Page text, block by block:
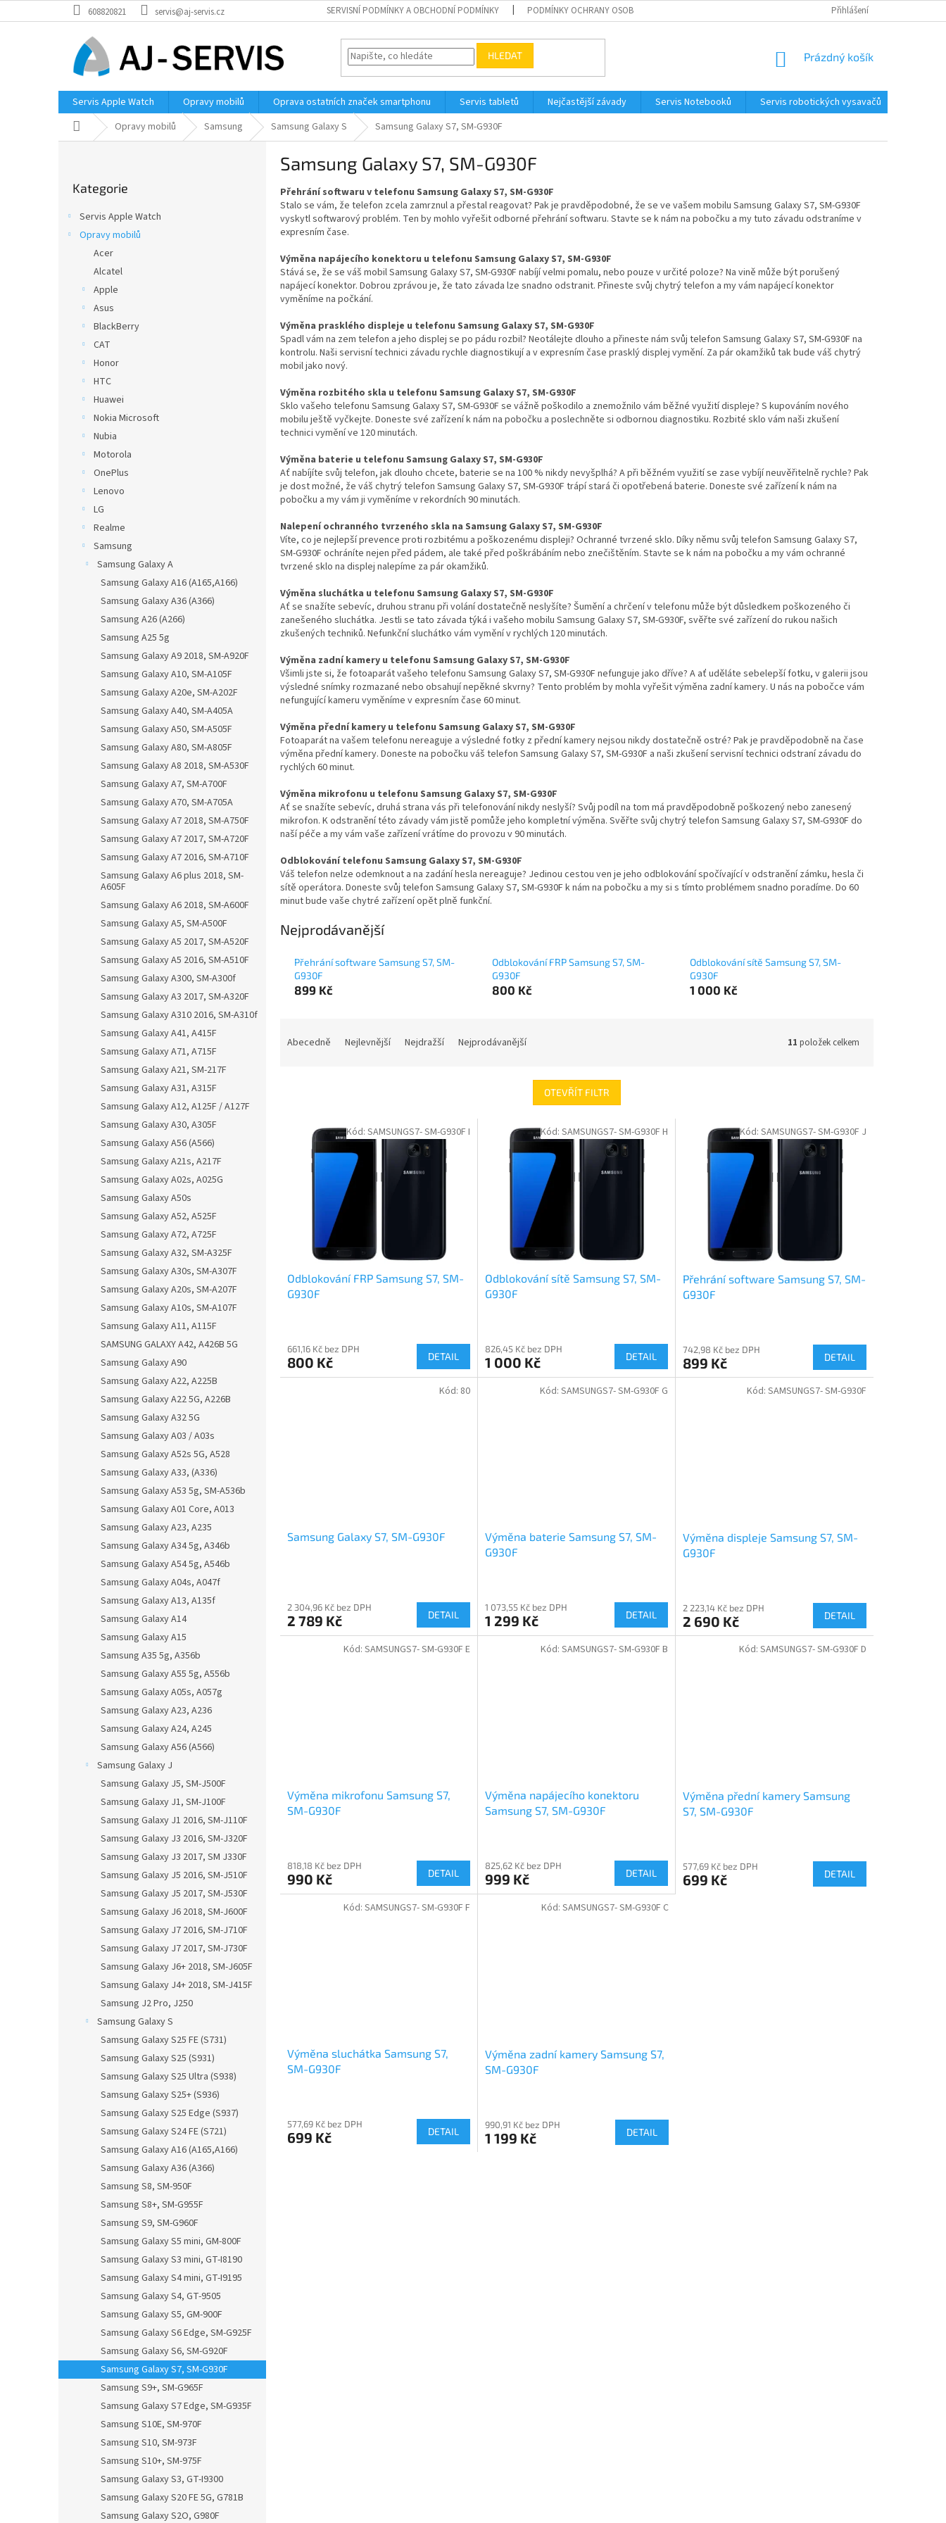
na
608820821 servis@aj-servis.cz SERVISNÍ PODMÍNKY A OBCHODNÍ PODMÍNKY PODMÍNKY OCHRANY OSOBNÍCH ÚDAJŮ Přihlášení
HLEDAT
NÁKUPNÍ
Prázdný košík
Servis Apple Watch Opravy mobilů Oprava ostatních značek smartphonu Servis tabletů Nejčastější závady Servis Notebooků Servis robotických vysavačů
Domů Opravy mobilů Samsung Samsung Galaxy S Samsung Galaxy S7, SM-G930F
kategorie
Kategorie
Servis Apple Watch
Opravy mobilů
Acer
Alcatel
Apple
Asus
BlackBerry
CAT
Honor
HTC
Huawei
Nokia Microsoft
Nubia
Motorola
OnePlus
Lenovo
LG
Realme
Samsung
Samsung Galaxy A
Samsung Galaxy A16 (A165,A166)
Samsung Galaxy A36 (A366)
Samsung A26 (A266)
Samsung A25 5g
Samsung Galaxy A9 2018, SM-A920F
Samsung Galaxy A10, SM-A105F
Samsung Galaxy A20e, SM-A202F
Samsung Galaxy A40, SM-A405A
Samsung Galaxy A50, SM-A505F
Samsung Galaxy A80, SM-A805F
Samsung Galaxy A8 2018, SM-A530F
Samsung Galaxy A7, SM-A700F
Samsung Galaxy A70, SM-A705A
Samsung Galaxy A7 2018, SM-A750F
Samsung Galaxy A7 2017, SM-A720F
Samsung Galaxy A7 2016, SM-A710F
Samsung Galaxy A6 plus 2018, SM-
A605F
Samsung Galaxy A6 2018, SM-A600F
Samsung Galaxy A5, SM-A500F
Samsung Galaxy A5 2017, SM-A520F
Samsung Galaxy A5 2016, SM-A510F
Samsung Galaxy A300, SM-A300f
Samsung Galaxy A3 2017, SM-A320F
Samsung Galaxy A310 2016, SM-A310f
Samsung Galaxy A41, A415F
Samsung Galaxy A71, A715F
Samsung Galaxy A21, SM-217F
Samsung Galaxy A31, A315F
Samsung Galaxy A12, A125F / A127F
Samsung Galaxy A30, A305F
Samsung Galaxy A56 (A566)
Samsung Galaxy A21s, A217F
Samsung Galaxy A02s, A025G
Samsung Galaxy A50s
Samsung Galaxy A52, A525F
Samsung Galaxy A72, A725F
Samsung Galaxy A32, SM-A325F
Samsung Galaxy A30s, SM-A307F
Samsung Galaxy A20s, SM-A207F
Samsung Galaxy A10s, SM-A107F
Samsung Galaxy A11, A115F
SAMSUNG GALAXY A42, A426B 5G
Samsung Galaxy A90
Samsung Galaxy A22, A225B
Samsung Galaxy A22 5G, A226B
Samsung Galaxy A32 5G
Samsung Galaxy A03 / A03s
Samsung Galaxy A52s 5G, A528
Samsung Galaxy A33, (A336)
Samsung Galaxy A53 5g, SM-A536b
Samsung Galaxy A01 Core, A013
Samsung Galaxy A23, A235
Samsung Galaxy A34 5g, A346b
Samsung Galaxy A54 5g, A546b
Samsung Galaxy A04s, A047f
Samsung Galaxy A13, A135f
Samsung Galaxy A14
Samsung Galaxy A15
Samsung A35 5g, A356b
Samsung Galaxy A55 5g, A556b
Samsung Galaxy A05s, A057g
Samsung Galaxy A23, A236
Samsung Galaxy A24, A245
Samsung Galaxy A56 (A566)
Samsung Galaxy J
Samsung Galaxy J5, SM-J500F
Samsung Galaxy J1, SM-J100F
Samsung Galaxy J1 2016, SM-J110F
Samsung Galaxy J3 2016, SM-J320F
Samsung Galaxy J3 2017, SM J330F
Samsung Galaxy J5 2016, SM-J510F
Samsung Galaxy J5 2017, SM-J530F
Samsung Galaxy J6 2018, SM-J600F
Samsung Galaxy J7 2016, SM-J710F
Samsung Galaxy J7 2017, SM-J730F
Samsung Galaxy J6+ 2018, SM-J605F
Samsung Galaxy J4+ 2018, SM-J415F
Samsung J2 Pro, J250
Samsung Galaxy S
Samsung Galaxy S25 FE (S731)
Samsung Galaxy S25 (S931)
Samsung Galaxy S25 Ultra (S938)
Samsung Galaxy S25+ (S936)
Samsung Galaxy S25 Edge (S937)
Samsung Galaxy S24 FE (S721)
Samsung Galaxy A16 (A165,A166)
Samsung Galaxy A36 (A366)
Samsung S8, SM-950F
Samsung S8+, SM-G955F
Samsung S9, SM-G960F
Samsung Galaxy S5 mini, GM-800F
Samsung Galaxy S3 mini, GT-I8190
Samsung Galaxy S4 mini, GT-I9195
Samsung Galaxy S4, GT-9505
Samsung Galaxy S5, GM-900F
Samsung Galaxy S6 Edge, SM-G925F
Samsung Galaxy S6, SM-G920F
Samsung Galaxy S7, SM-G930F
Samsung S9+, SM-G965F
Samsung Galaxy S7 Edge, SM-G935F
Samsung S10E, SM-970F
Samsung S10, SM-973F
Samsung S10+, SM-975F
Samsung Galaxy S3, GT-I9300
Samsung Galaxy S20 FE 5G, G781B
Samsung Galaxy S2O, G980F
Samsung Galaxy S7, SM-G930F
Přehrání softwaru v telefonu Samsung Galaxy S7, SM-G930F
Stalo se vám, že telefon zcela zamrznul a přestal reagovat? Pak je pravděpodobné, že se ve vašem mobilu Samsung Galaxy S7, SM-G930F
vyskytl softwarový problém. Ten by mohlo vyřešit odborné přehrání softwaru. Stavte se k nám na pobočku a my tuto závadu odstraníme v
expresním čase.
Výměna napájecího konektoru u telefonu Samsung Galaxy S7, SM-G930F
Stává se, že se váš mobil Samsung Galaxy S7, SM-G930F nabíjí velmi pomalu, nebo pouze v určité poloze? Na vině může být porušený
napájecí konektor. Dobrou zprávou je, že tato závada lze snadno odstranit. Přineste svůj chytrý telefon a my vám napájecí konektor
vyměníme na počkání.
Výměna prasklého displeje u telefonu Samsung Galaxy S7, SM-G930F
Spadl vám na zem telefon a jeho displej se po pádu rozbil? Neotálejte dlouho a přineste nám svůj telefon Samsung Galaxy S7, SM-G930F na
kontrolu. Naši servisní technici závadu rychle diagnostikují a v expresním čase prasklý displej vymění. Za pár okamžiků tak bude váš chytrý
mobil jako nový.
Výměna rozbitého skla u telefonu Samsung Galaxy S7, SM-G930F
Sklo vašeho telefonu Samsung Galaxy S7, SM-G930F se vážně poškodilo a znemožnilo vám běžné využití displeje? S kupováním nového
mobilu ještě vyčkejte. Doneste své zařízení k nám na pobočku a poslechněte si odbornou diagnostiku. Rozbité sklo vám naši zkušení
technici vymění ve 120 minutách.
Výměna baterie u telefonu Samsung Galaxy S7, SM-G930F
Ať nabíjíte svůj telefon, jak dlouho chcete, baterie se na 100 % nikdy nevyšplhá? A při běžném využití se zase vybíjí neuvěřitelně rychle? Pak
je dost možné, že váš chytrý telefon Samsung Galaxy S7, SM-G930F trápí stará či opotřebená baterie. Doneste své zařízení k nám na
pobočku a my vám ji vyměníme v rekordních 90 minutách.
Nalepení ochranného tvrzeného skla na Samsung Galaxy S7, SM-G930F
Víte, co je nejlepší prevence proti rozbitému a poškozenému displeji? Ochranné tvrzené sklo. Díky němu svůj telefon Samsung Galaxy S7,
SM-G930F ochráníte nejen před pádem, ale také před poškrábáním nebo znečištěním. Stavte se k nám na pobočku a my vám ochranné
tvrzené sklo na displej nalepíme za pár okamžiků.
Výměna sluchátka u telefonu Samsung Galaxy S7, SM-G930F
Ať se snažíte sebevíc, druhou stranu při volání dostatečně neslyšíte? Šumění a chrčení v telefonu může být důsledkem poškozeného či
zanešeného sluchátka. Jestli se tato závada týká i vašeho mobilu Samsung Galaxy S7, SM-G930F, svěřte své zařízení do rukou našich
zkušených techniků. Nefunkční sluchátko vám vymění v rychlých 120 minutách.
Výměna zadní kamery u telefonu Samsung Galaxy S7, SM-G930F
Všimli jste si, že fotoaparát vašeho telefonu Samsung Galaxy S7, SM-G930F nefunguje jako dříve? A ať uděláte sebelepší fotku, v galerii jsou
výsledné snímky rozmazané nebo obsahují nepěkné skvrny? Tento problém by mohla vyřešit výměna zadní kamery. U nás na pobočce vám
nefungující kameru vyměníme v expresním čase 60 minut.
Výměna přední kamery u telefonu Samsung Galaxy S7, SM-G930F
Fotoaparát na vašem telefonu nereaguje a výsledné fotky z přední kamery nejsou nikdy dostatečně ostré? Pak je pravděpodobně na čase
výměna přední kamery. Doneste na pobočku váš telefon Samsung Galaxy S7, SM-G930F a naši zkušení servisní technici odstraní závadu do
rychlých 60 minut.
Výměna mikrofonu u telefonu Samsung Galaxy S7, SM-G930F
Ať se snažíte sebevíc, druhá strana vás při telefonování nikdy neslyší? Svůj podíl na tom má pravděpodobně poškozený nebo zanesený
mikrofon. K odstranění této závady vám jistě pomůže jeho kompletní výměna. Svěřte svůj chytrý telefon Samsung Galaxy S7, SM-G930F do
naší péče a my vám vaše zařízení vrátíme do provozu v 90 minutách.
Odblokování telefonu Samsung Galaxy S7, SM-G930F
Váš telefon nelze odemknout a na zadání hesla nereaguje? Jedinou cestou ven je jeho odblokování spočívající v odstranění zámku, hesla či
sítě operátora. Doneste svůj telefon Samsung Galaxy S7, SM-G930F k nám na pobočku a my si s tímto problémem snadno poradíme. Do 60
minut bude vaše chytré zařízení opět plně funkční.
Nejprodávanější
Přehrání software Samsung S7, SM-
G930F
899 Kč
Odblokování FRP Samsung S7, SM-
G930F
800 Kč
Odblokování sítě Samsung S7, SM-
G930F
1 000 Kč
Abecedně Nejlevnější Nejdražší Nejprodávanější 11 položek celkem
OTEVŘÍT FILTR
Odblokování FRP Samsung S7, SM-
G930F
661,16 Kč bez DPH
800 Kč DETAIL
Kód: SAMSUNGS7- SM-G930F I
Odblokování sítě Samsung S7, SM-
G930F
826,45 Kč bez DPH
1 000 Kč DETAIL
Kód: SAMSUNGS7- SM-G930F H
Přehrání software Samsung S7, SM-
G930F
742,98 Kč bez DPH
899 Kč DETAIL
Kód: SAMSUNGS7- SM-G930F J
Samsung Galaxy S7, SM-G930F
2 304,96 Kč bez DPH
2 789 Kč DETAIL
Kód: 80
Výměna baterie Samsung S7, SM-
G930F
1 073,55 Kč bez DPH
1 299 Kč DETAIL
Kód: SAMSUNGS7- SM-G930F G
Výměna displeje Samsung S7, SM-
G930F
2 223,14 Kč bez DPH
2 690 Kč DETAIL
Kód: SAMSUNGS7- SM-G930F
Výměna mikrofonu Samsung S7,
SM-G930F
818,18 Kč bez DPH
990 Kč DETAIL
Kód: SAMSUNGS7- SM-G930F E
Výměna napájecího konektoru
Samsung S7, SM-G930F
825,62 Kč bez DPH
999 Kč DETAIL
Kód: SAMSUNGS7- SM-G930F B
Výměna přední kamery Samsung
S7, SM-G930F
577,69 Kč bez DPH
699 Kč DETAIL
Kód: SAMSUNGS7- SM-G930F D
Výměna sluchátka Samsung S7,
SM-G930F
577,69 Kč bez DPH
699 Kč DETAIL
Kód: SAMSUNGS7- SM-G930F F
Výměna zadní kamery Samsung S7,
SM-G930F
990,91 Kč bez DPH
1 199 Kč DETAIL
Kód: SAMSUNGS7- SM-G930F C